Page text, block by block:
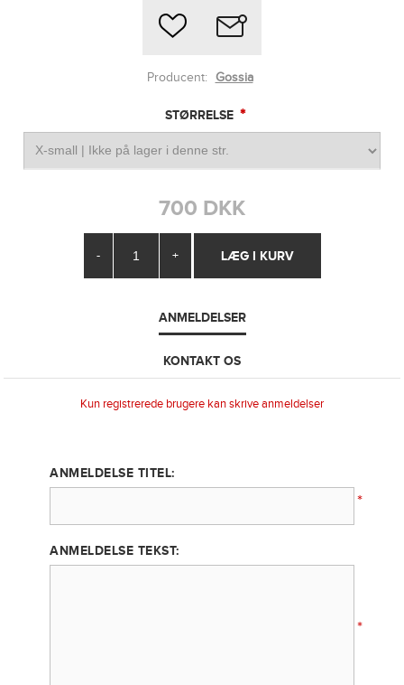
Producent: Gossia
STØRRELSE *
700 DKK
- +
ANMELDELSER
KONTAKT OS
Kun registrerede brugere kan skrive anmeldelser
ANMELDELSE TITEL:
*
ANMELDELSE TEKST:
*